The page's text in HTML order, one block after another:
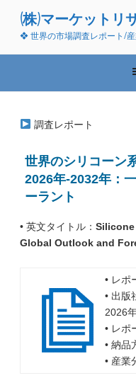
ン
(株)マーケットリ
❖ 世界の市場調査レポート/
調査レポート
世界のシリコーン
2026年-2032年：
ーラント
• 英文タイトル： Silicone
Global Outlook and
• レポ
• 出版
2026
• レポ
• 納品
• 産業